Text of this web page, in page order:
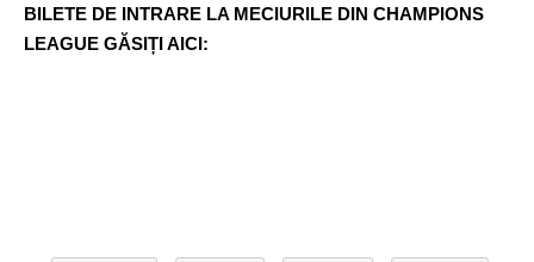
BILETE DE INTRARE LA MECIURILE DIN CHAMPIONS
LEAGUE GĂSIȚI AICI: